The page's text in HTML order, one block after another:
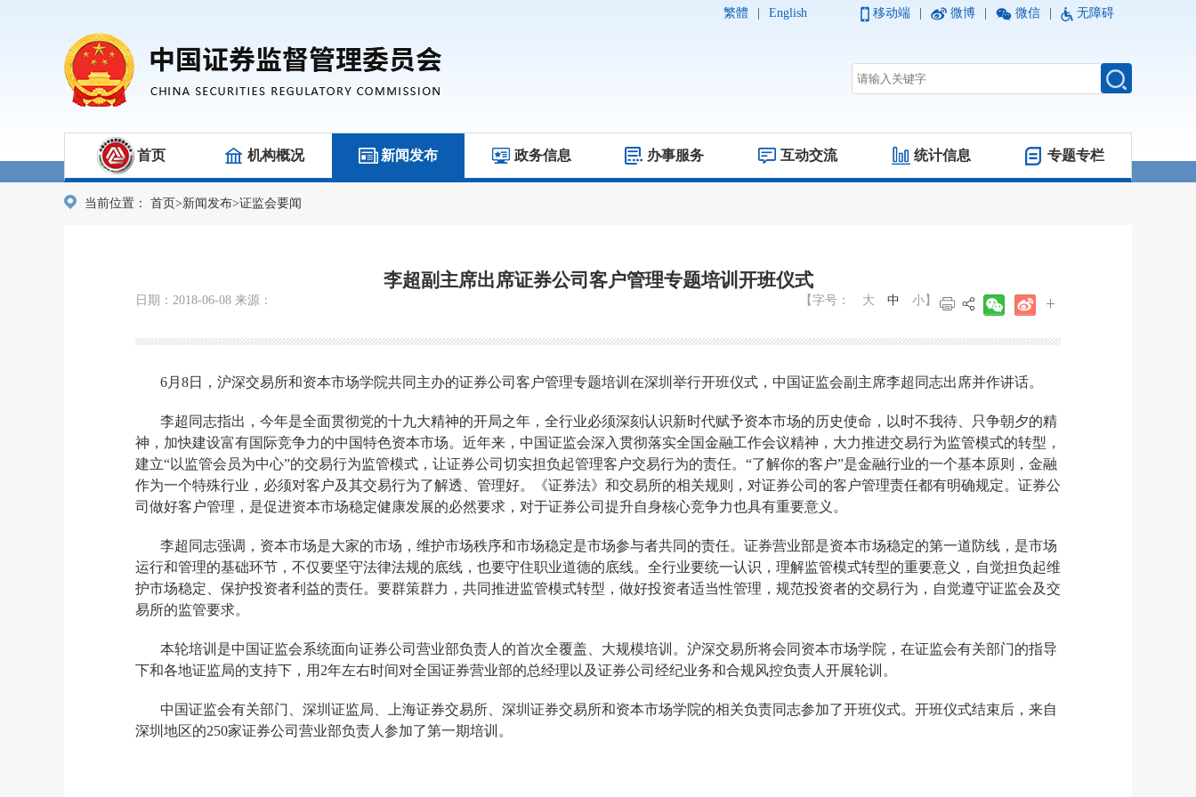
繁體 English 移动端 微博 微信 无障碍
首页 机构概况 新闻发布 政务信息 办事服务 互动交流 统计信息 专题专栏
当前位置： 首页>新闻发布>证监会要闻
李超副主席出席证券公司客户管理专题培训开班仪式
日期：2018-06-08 来源： 【字号： 大 中 小 】
6月8日，沪深交易所和资本市场学院共同主办的证券公司客户管理专题培训在深圳举行开班仪式，中国证监会副主席李超同志出席并作讲话。
李超同志指出，今年是全面贯彻党的十九大精神的开局之年，全行业必须深刻认识新时代赋予资本市场的历史使命， 以时不我待、只争朝夕的精
神，加快建设富有国际竞争力的中国特色资本市场。 近年来，中国证监会深入贯彻落实全国金融工作会议精神，大力推进交易行为监管模式的转型，
建立“以监管会员为中心”的交易行为监管模式， 让证券公司切实担负起管理客户交易行为的责任。 “了解你的客户”是金融行业的一个基本原则，金融
作为一个特殊行业，必须对客户及其交易行为了解透、管理好。《证券法》和交易所的相关规则，对证券公司的客户管理责任都有明确规定。证券公
司 做好客户管理，是促进资本市场稳定健康发展的必然要求，对于证券公司 提升自身核心竞争力也具有重要意义。
李超同志强调，资本市场是大家的市场，维护市场秩序和市场稳定是市场参与者共同的责任。证券营业部是资本市场稳定的第一道防线，是市场
运行和管理的基础环节，不仅要坚守法律法规的底线，也要守住职业道德的底线。全行业要统一认识， 理解监管模式转型的重要意义 ， 自觉担负起维
护市场稳定、保护投资者利益的责任。要群策群力，共同推进监管模式转型 ， 做好投资者适当性管理 ， 规范投资者的交易行为 ，自觉遵守证监会及交
易所的监管要求。
本轮培训是中国证监会系统面向证券公司 营业部负责人的首次全覆盖、大规模培训。沪深交易所将会同资本市场学院，在证监会有关部门的指导
下和各地证监局的支持下，用2年左右时间对全国证券营业部的总经理以及证券公司经纪业务和合规风控负责人开展轮训。
中国证监会有关部门、深圳证监局、上海证券交易所、深圳证券交易所和资本市场学院的相关负责同志参加了开班仪式。开班仪式结束后，来自
深圳地区的250家证券公司 营业部负责人参加了第一期培训。